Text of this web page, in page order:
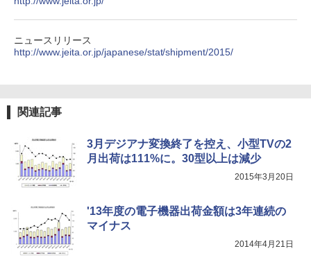
ニュースリリース
http://www.jeita.or.jp/japanese/stat/shipment/2015/
関連記事
3月デジアナ変換終了を控え、小型TVの2
月出荷は111%に。30型以上は減少
2015年3月20日
'13年度の電子機器出荷金額は3年連続の
マイナス
2014年4月21日